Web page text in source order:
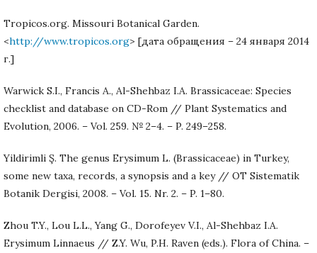
Tropicos.org. Missouri Botanical Garden.
<http://www.tropicos.org> [дата обращения – 24 января 2014
г.]
Warwick S.I., Francis A., Al-Shehbaz I.A. Brassicaceae: Species
checklist and database on CD-Rom // Plant Systematics and
Evolution, 2006. – Vol. 259. № 2–4. – P. 249–258.
Yildirimli Ş. The genus Erysimum L. (Brassicaceae) in Turkey,
some new taxa, records, a synopsis and a key // OT Sistematik
Botanik Dergisi, 2008. – Vol. 15. Nr. 2. – P. 1–80.
Zhou T.Y., Lou L.L., Yang G., Dorofeyev V.I., Al-Shehbaz I.A.
Erysimum Linnaeus // Z.Y. Wu, P.H. Raven (eds.). Flora of China. –